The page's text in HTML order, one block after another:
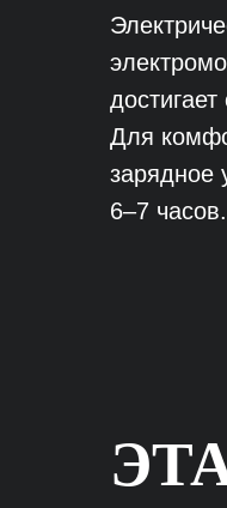
Для
зарядное
6–7